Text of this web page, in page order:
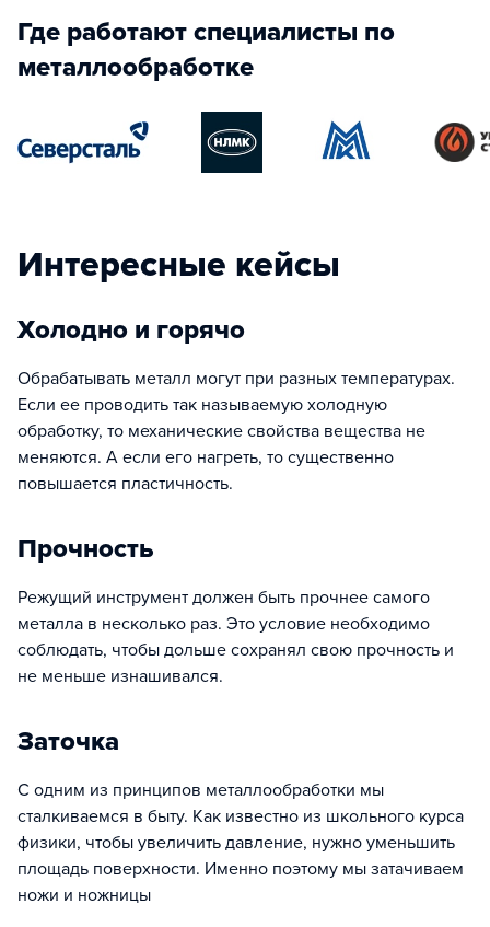
Где работают специалисты по
металлообработке
Интересные кейсы
Холодно и горячо
Обрабатывать металл могут при разных температурах.
Если ее проводить так называемую холодную
обработку, то механические свойства вещества не
меняются. А если его нагреть, то существенно
повышается пластичность.
Прочность
Режущий инструмент должен быть прочнее самого
металла в несколько раз. Это условие необходимо
соблюдать, чтобы дольше сохранял свою прочность и
не меньше изнашивался.
Заточка
С одним из принципов металлообработки мы
сталкиваемся в быту. Как известно из школьного курса
физики, чтобы увеличить давление, нужно уменьшить
площадь поверхности. Именно поэтому мы затачиваем
ножи и ножницы